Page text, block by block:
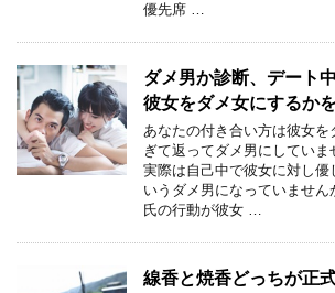
優先席 …
ダメ男か診断、デート
彼女をダメ女にするか
あなたの付き合い方は彼女を
ぎて返ってダメ男にしてい
実際は自己中で彼女に対し優
いうダメ男になっていませ
氏の行動が彼女 …
線香と焼香どっちが正